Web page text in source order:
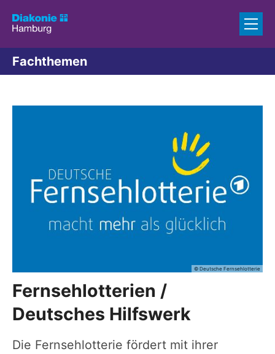
Fachthemen
© Deutsche Fernsehlotterie
Fernsehlotterien /
Deutsches Hilfswerk
Die Fernsehlotterie fördert mit ihrer